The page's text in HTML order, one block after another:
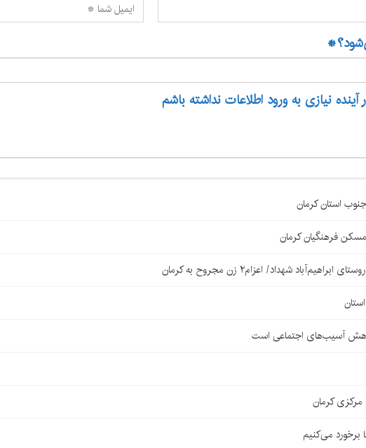
*
نیازی به ورود اطلاعات نداشته باشم
استان کرمان
فرهنگیان کرمان
شهداد/ اعزام۲ زن مجروح به کرمان
کاهش آسیب‌های اجتماعی است
مرکزی کرمان
برخورد می‌کنیم